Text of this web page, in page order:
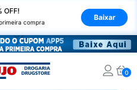
OFF!
compra
Baixar
0